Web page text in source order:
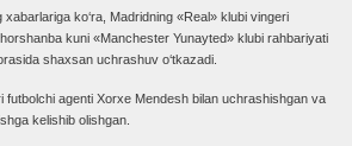
ko‘ra, Madridning «Real» klubi vingeri
kuni «Manchester Yunayted» klubi rahbariyati
shaxsan uchrashuv o‘tkazadi.
futbolchi agenti Xorxe Mendesh bilan uchrashishgan va
kelishib olishgan.